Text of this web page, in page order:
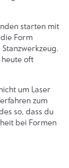
starten mit
Form
oft
um Laser
zum
so, dass du
bei Formen